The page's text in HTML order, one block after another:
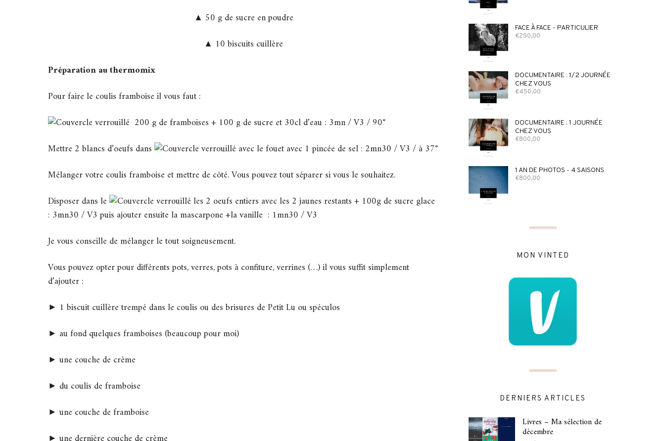
▲ 50 g de sucre en poudre
▲ 10 biscuits cuillère
Préparation au thermomix
Pour faire le coulis framboise il vous faut :
200 g de framboises + 100 g de sucre et 30cl d’eau : 3mn / V3 / 90°
Mettre 2 blancs d’oeufs dans
avec le fouet avec 1 pincée de sel : 2mn30 / V3 / à 37°
Mélanger votre coulis framboise et mettre de côté. Vous pouvez tout séparer si vous le souhaitez.
Disposer dans le
les 2 oeufs entiers avec les 2 jaunes restants + 100g de sucre glace
: 3mn30 / V3 puis ajouter ensuite la mascarpone +la vanille : 1mn30 / V3
Je vous conseille de mélanger le tout soigneusement.
Vous pouvez opter pour différents pots, verres, pots à confiture, verrines (…) il vous suffit simplement
d’ajouter :
► 1 biscuit cuillère trempé dans le coulis ou des brisures de Petit Lu ou spéculos
► au fond quelques framboises (beaucoup pour moi)
► une couche de crème
► du coulis de framboise
► une couche de framboise
FACE À FACE - PARTICULIER
€250,00
DOCUMENTAIRE : 1/2 JOURNÉE
CHEZ VOUS
€450,00
DOCUMENTAIRE : 1 JOURNÉE
CHEZ VOUS
€800,00
1 AN DE PHOTOS - 4 SAISONS
€800,00
MON VINTED
DERNIERS ARTICLES
Livres – Ma sélection de
décembre